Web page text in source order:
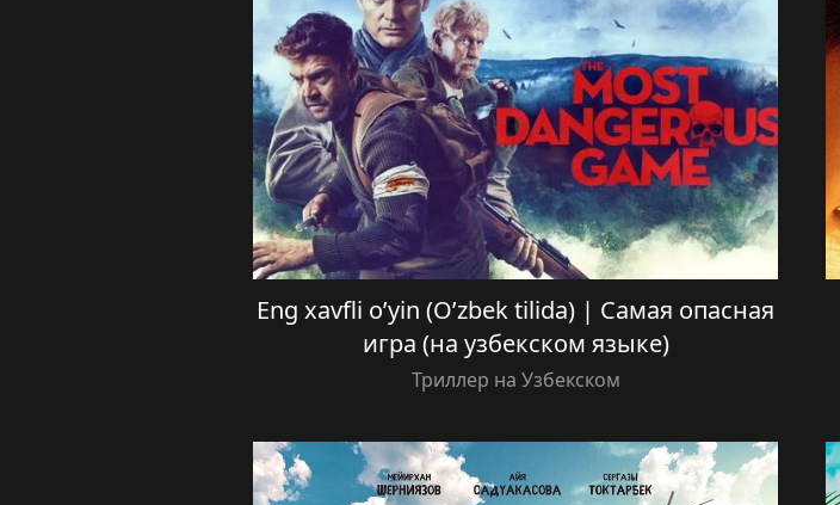
Eng xavfli o’yin (O’zbek tilida) | Самая опасная
игра (на узбекском языке)
Триллер на Узбекском